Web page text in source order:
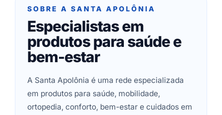
SOBRE A SANTA APOLÔNIA
Especialistas em
produtos para saúde e
bem-estar
A Santa Apolônia é uma rede especializada
em produtos para saúde, mobilidade,
ortopedia, conforto, bem-estar e cuidados em